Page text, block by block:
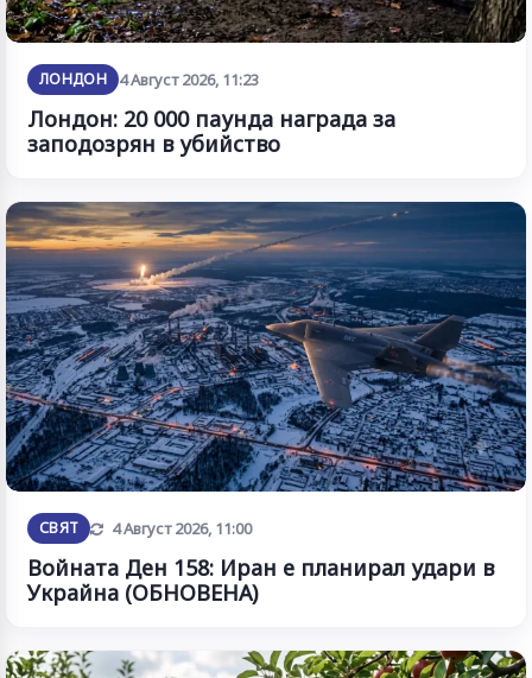
ЛОНДОН 4 Август 2026, 11:23
Лондон: 20 000 паунда награда за
заподозрян в убийство
СВЯТ Обновена
4 Август 2026, 11:00
Войната Ден 158: Иран е планирал удари в
Украйна (ОБНОВЕНА)